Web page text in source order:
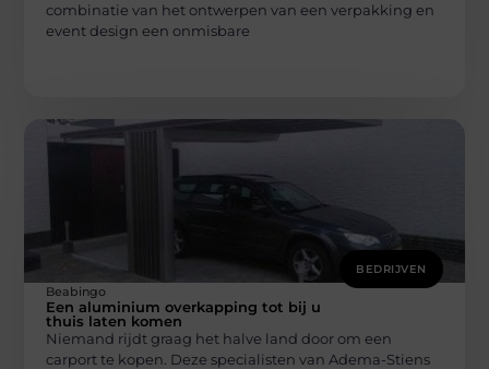
combinatie van het ontwerpen van een verpakking en
event design een onmisbare
BEDRIJVEN
Beabingo
Een aluminium overkapping tot bij u
thuis laten komen
Niemand rijdt graag het halve land door om een
carport te kopen. Deze specialisten van Adema-Stiens